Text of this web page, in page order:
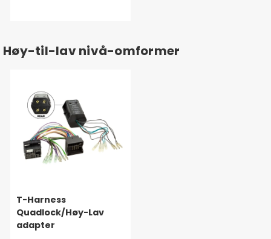
Høy-til-lav nivå-omformer
T-Harness
Quadlock/Høy-Lav
adapter